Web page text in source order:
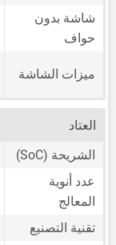
شاشة بدون
حواف
ميزات الشاشة
العتاد
الشريحة (SoC)
عدد أنوية
المعالج
تقنية التصنيع